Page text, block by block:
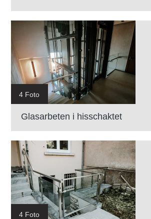
4 Foto
Glasarbeten i hisschaktet
4 Foto